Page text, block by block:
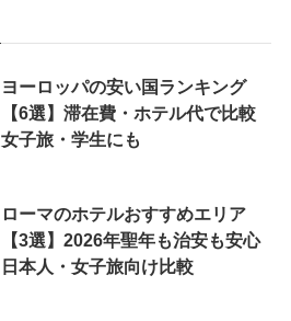
ヨーロッパの安い国ランキング
【6選】滞在費・ホテル代で比較
女子旅・学生にも
ローマのホテルおすすめエリア
【3選】2026年聖年も治安も安心
日本人・女子旅向け比較